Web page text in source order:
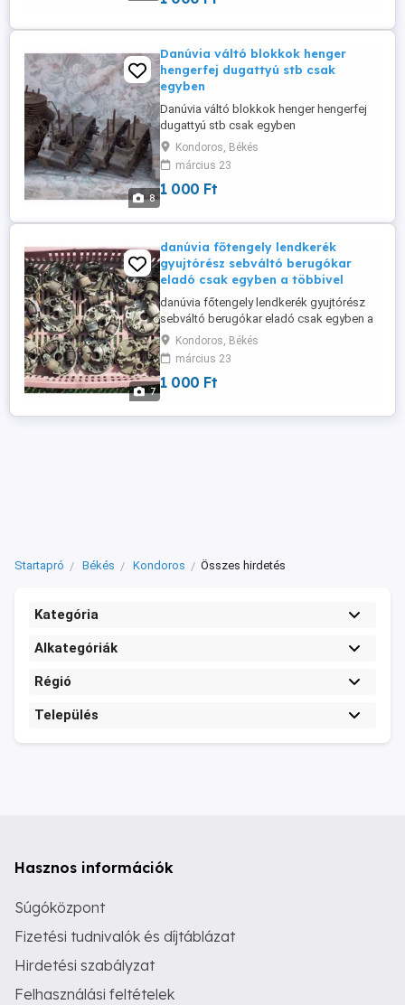
8
Danúvia váltó blokkok henger
hengerfej dugattyú stb csak
egyben
Danúvia váltó blokkok henger hengerfej
dugattyú stb csak egyben
Kondoros, Békés
március 23
1 000 Ft
7
danúvia főtengely lendkerék
gyujtórész sebváltó berugókar
eladó csak egyben a többivel
danúvia főtengely lendkerék gyujtórész
sebváltó berugókar eladó csak egyben a
többivel
Kondoros, Békés
március 23
1 000 Ft
Startapró Békés Kondoros Összes hirdetés
Kategória
Alkategóriák
Régió
Település
Hasznos információk
Súgóközpont
Fizetési tudnivalók és díjtáblázat
Hirdetési szabályzat
Felhasználási feltételek